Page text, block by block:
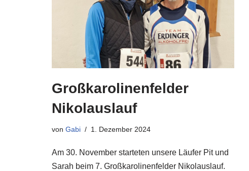
Großkarolinenfelder
Nikolauslauf
von Gabi 1. Dezember 2024
Am 30. November starteten unsere Läufer Pit und
Sarah beim 7. Großkarolinenfelder Nikolauslauf.